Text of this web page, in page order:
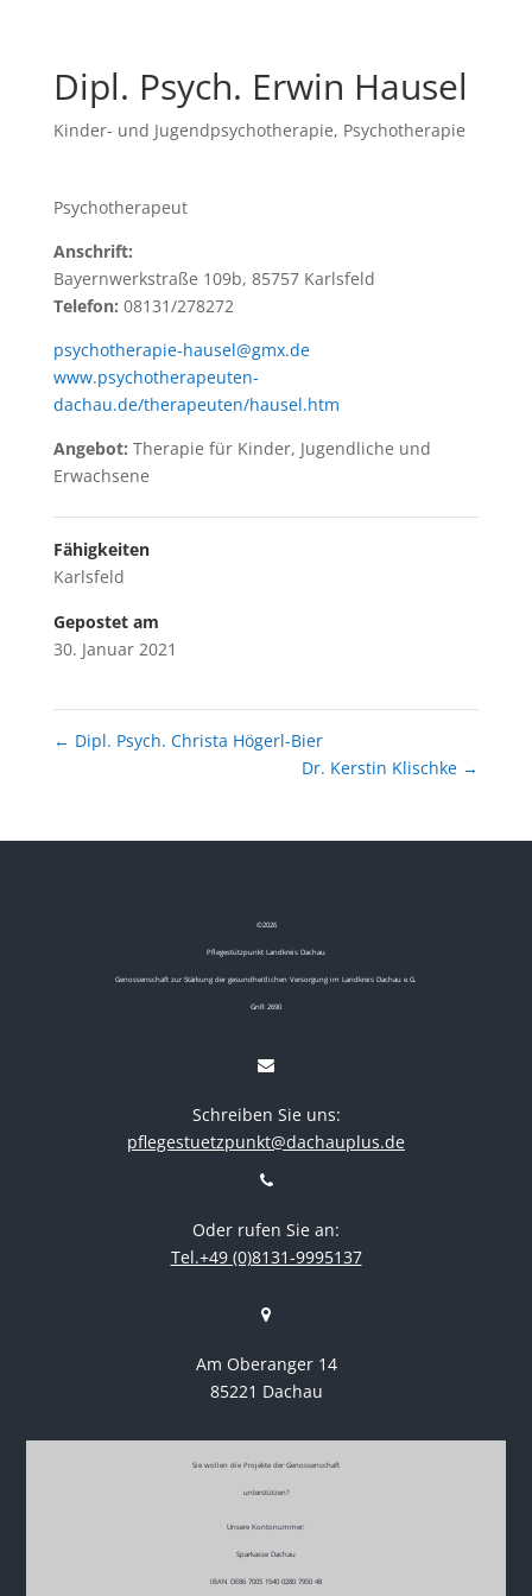
Dipl. Psych. Erwin Hausel
Kinder- und Jugendpsychotherapie, Psychotherapie
Psychotherapeut
Anschrift:
Bayernwerkstraße 109b, 85757 Karlsfeld
Telefon: 08131/278272
psychotherapie-hausel@gmx.de
www.psychotherapeuten-
dachau.de/therapeuten/hausel.htm
Angebot: Therapie für Kinder, Jugendliche und
Erwachsene
Fähigkeiten
Karlsfeld
Gepostet am
30. Januar 2021
← Dipl. Psych. Christa Högerl-Bier
Dr. Kerstin Klischke →
©2026
Pflegestützpunkt Landkreis Dachau
Genossenschaft zur Stärkung der gesundheitlichen Versorgung im Landkreis Dachau e.G.
GnR 2690
Schreiben Sie uns:
pflegestuetzpunkt@dachauplus.de
Oder rufen Sie an:
Tel.+49 (0)8131-9995137
Am Oberanger 14
85221 Dachau
Sie wollen die Projekte der Genossenschaft
unterstützen?
Unsere Kontonummer:
Sparkasse Dachau
IBAN DE86 7005 1540 0280 7950 48